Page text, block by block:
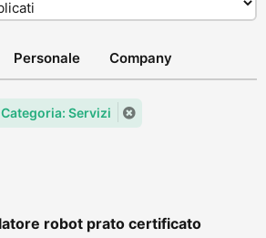
Personale Company
Categoria: Servizi
robot prato certificato